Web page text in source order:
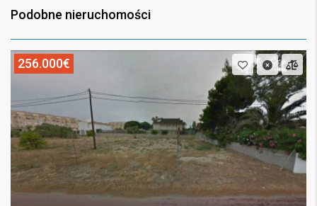
Podobne nieruchomości
256.000€